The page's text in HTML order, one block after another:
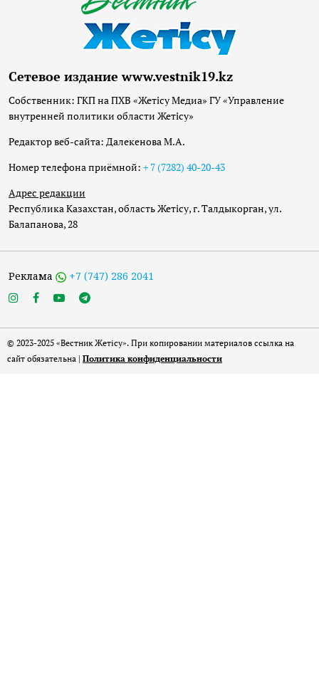
Сетевое издание www.vestnik19.kz
Собственник: ГКП на ПХВ «Жетісу Медиа» ГУ «Управление
внутренней политики области Жетісу»
Редактор веб-сайта: Далекенова М.А.
Номер телефона приёмной: + 7 (7282) 40-20-43
Адрес редакции
Республика Казахстан, область Жетісу, г. Талдыкорган, ул.
Балапанова, 28
Реклама +7 (747) 286 2041
© 2023-2025 «Вестник Жетісу». При копировании материалов ссылка на
сайт обязательна | Политика конфиденциальности